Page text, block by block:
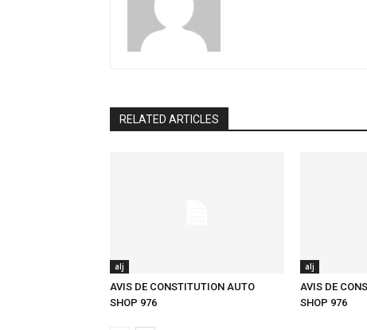
RELATED ARTICLES
alj
AVIS DE CONSTITUTION AUTO
SHOP 976
alj
AVIS DE
SHOP 976